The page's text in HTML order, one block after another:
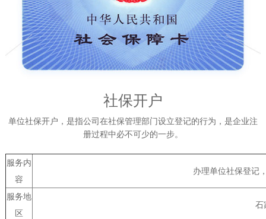
社保开户
单位社保开户，是指公司在社保管理部门设立登记的行为，是企业注
册过程中必不可少的一步。
服务内
容
办理单位社保登记
服务地
区
石